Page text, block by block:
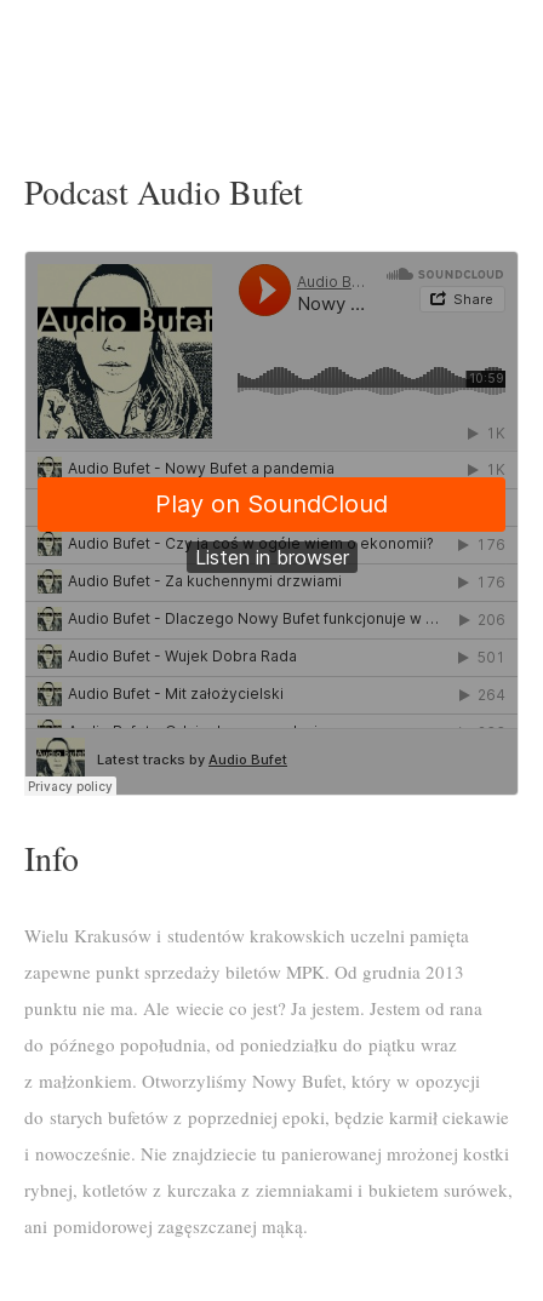
Podcast Audio Bufet
Info
Wielu Krakusów i studentów krakowskich uczelni pamięta
zapewne punkt sprzedaży biletów MPK. Od grudnia 2013
punktu nie ma. Ale wiecie co jest? Ja jestem. Jestem od rana
do późnego popołudnia, od poniedziałku do piątku wraz
z małżonkiem. Otworzyliśmy Nowy Bufet, który w opozycji
do starych bufetów z poprzedniej epoki, będzie karmił ciekawie
i nowocześnie. Nie znajdziecie tu panierowanej mrożonej kostki
rybnej, kotletów z kurczaka z ziemniakami i bukietem surówek,
ani pomidorowej zagęszczanej mąką.